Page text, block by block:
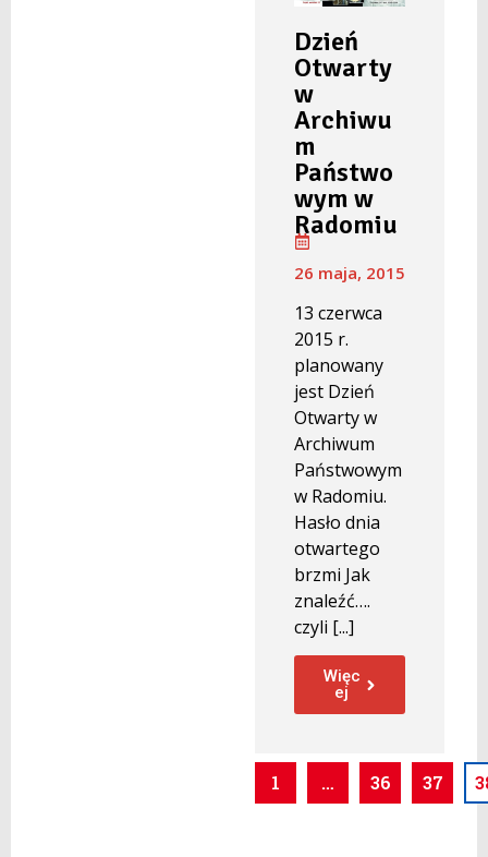
Dzień
Otwarty
w
Archiwu
m
Państwo
wym w
Radomiu
26 maja, 2015
13 czerwca
2015 r.
planowany
jest Dzień
Otwarty w
Archiwum
Państwowym
w Radomiu.
Hasło dnia
otwartego
brzmi Jak
znaleźć….
czyli [...]
Więc
ej
1 … 36 37